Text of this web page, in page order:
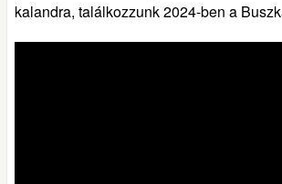
kalandra, találkozzunk 2024-ben a